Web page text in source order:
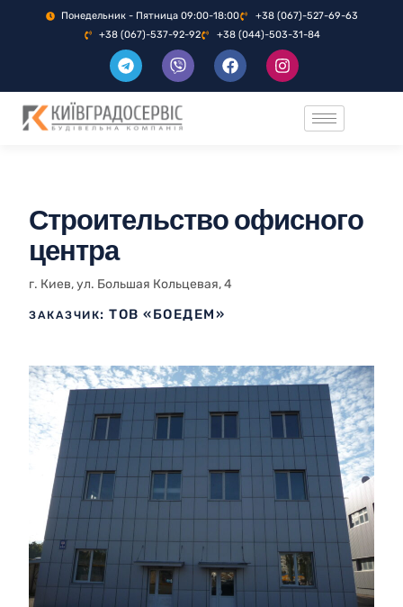
Понедельник - Пятница 09:00-18:00
+38 (067)-527-69-63
+38 (067)-537-92-92
+38 (044)-503-31-84
Строительство офисного
центра
г. Киев, ул. Большая Кольцевая, 4
ЗАКАЗЧИК: ТОВ «БОЕДЕМ»